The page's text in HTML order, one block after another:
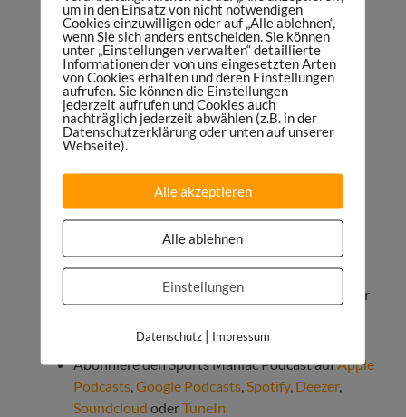
InstagramundTwitter
Alles zu G2 Esports:https://g2esports.com/
G2 Esports aufTwitter,Instagram,YouTube
Facebook ,Twitch,TikTokundLinkedIn
Informiere dich jetzt zum Studienstart „Master
Sports Business and Communication“ der Munich
Business School im Herbst 2021 auf:
https://sportsmaniac.de/master
Meine Buchempfehlungen:
https://sportsmaniac.de/books
Mehr zu unserer Podcast-Agentur Maniac
Studios:https://maniacstudios.com
Du willst einen Podcast starten oder als Partner
https://danielspruegel.com
Abonniere den Sports Maniac Podcast aufApple
Podcasts,Google Podcasts,Spotify, Deezer,
Soundcloud oderTuneIn
um in den Einsatz von nicht notwendigen
Cookies einzuwilligen oder auf „Alle ablehnen“,
wenn Sie sich anders entscheiden. Sie können
unter „Einstellungen verwalten“ detaillierte
Informationen der von uns eingesetzten Arten
von Cookies erhalten und deren Einstellungen
aufrufen. Sie können die Einstellungen
jederzeit aufrufen und Cookies auch
nachträglich jederzeit abwählen (z.B. in der
Datenschutzerklärung oder unten auf unserer
Webseite).
Alle akzeptieren
Alle ablehnen
Einstellungen
Datenschutz| Impressum